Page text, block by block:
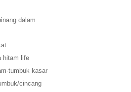
dalam
hitam life
tumbuk kasar
cincang